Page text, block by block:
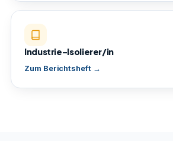
Industrie-Isolierer/in
Zum Berichtsheft →